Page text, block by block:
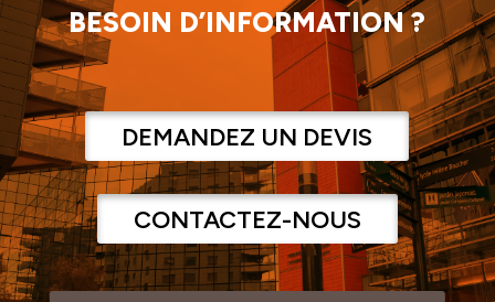
BESOIN D’INFORMATION ?
DEMANDEZ UN DEVIS
CONTACTEZ-NOUS